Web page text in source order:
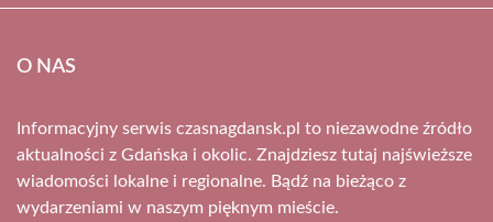
O NAS
Informacyjny serwis czasnagdansk.pl to niezawodne źródło
aktualności z Gdańska i okolic. Znajdziesz tutaj najświeższe
wiadomości lokalne i regionalne. Bądź na bieżąco z
wydarzeniami w naszym pięknym mieście.